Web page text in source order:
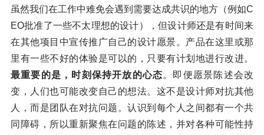
虽然我们在工作中难免会遇到需要达成共识的地方（例如C
EO批准了一些不太理想的设计），但设计师还是有时间来
在其他项目中宣传推广自己的设计愿景。产品在这里或那
里有一些不好的体验是可以的，只要有计划地进行改进。
最重要的是，时刻保持开放的心态。即便愿景陈述会改
变，人们也可能改变自己的想法。这不是设计师对抗其他
人，而是团队在对抗问题。认识到每个人之间都有一个共
同障碍，所以重新聚焦在问题的陈述，并对各种可能性持